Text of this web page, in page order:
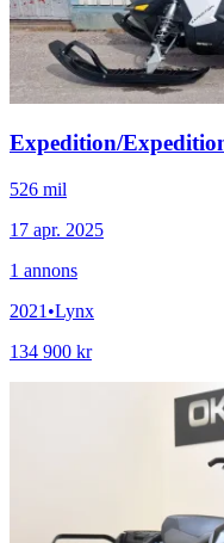
Expedition/
526 mil
17 apr. 2025
1 annons
2021 •Lynx
134 900 kr